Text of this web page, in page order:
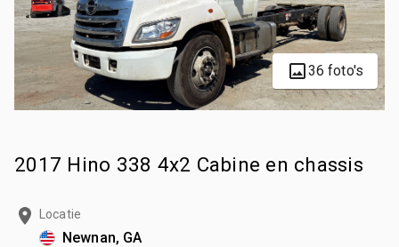
36 foto's
2017 Hino 338 4x2 Cabine en chassis
Locatie
Newnan, GA